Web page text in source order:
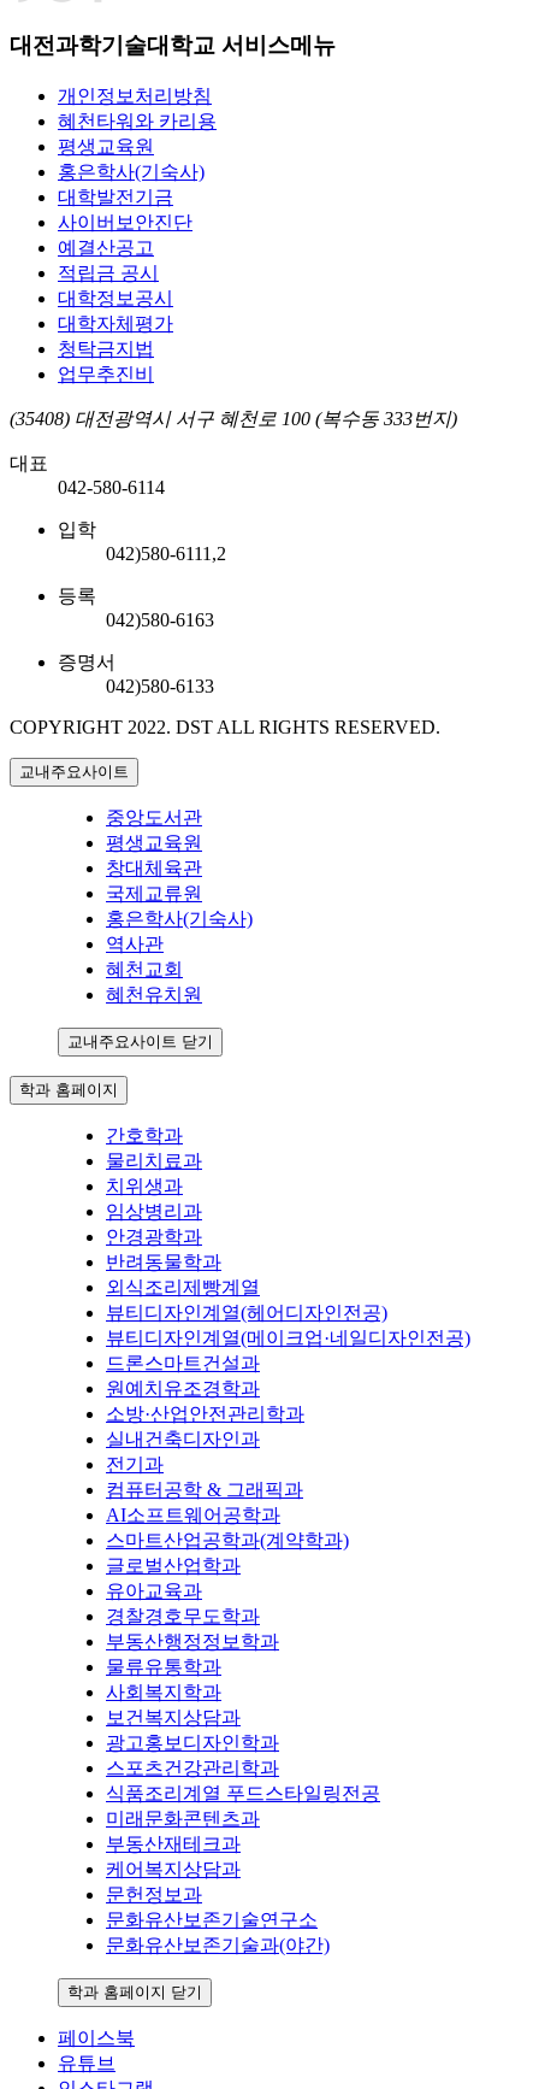
대전과학기술대학교 서비스메뉴
개인정보처리방침
혜천타워와 카리용
평생교육원
홍은학사(기숙사)
대학발전기금
사이버보안진단
예결산공고
적립금 공시
대학정보공시
대학자체평가
청탁금지법
업무추진비
(35408) 대전광역시 서구 혜천로 100 (복수동 333번지)
대표
042-580-6114
입학
042)580-6111,2
등록
042)580-6163
증명서
042)580-6133
COPYRIGHT 2022. DST ALL RIGHTS RESERVED.
교내주요사이트
중앙도서관
평생교육원
창대체육관
국제교류원
홍은학사(기숙사)
역사관
혜천교회
혜천유치원
교내주요사이트 닫기
학과 홈페이지
간호학과
물리치료과
치위생과
임상병리과
안경광학과
반려동물학과
외식조리제빵계열
뷰티디자인계열(헤어디자인전공)
뷰티디자인계열(메이크업·네일디자인전공)
드론스마트건설과
원예치유조경학과
소방·산업안전관리학과
실내건축디자인과
전기과
컴퓨터공학 & 그래픽과
AI소프트웨어공학과
스마트산업공학과(계약학과)
글로벌산업학과
유아교육과
경찰경호무도학과
부동산행정정보학과
물류유통학과
사회복지학과
보건복지상담과
광고홍보디자인학과
스포츠건강관리학과
식품조리계열 푸드스타일링전공
미래문화콘텐츠과
부동산재테크과
케어복지상담과
문헌정보과
문화유산보존기술연구소
문화유산보존기술과(야간)
학과 홈페이지 닫기
페이스북
유튜브